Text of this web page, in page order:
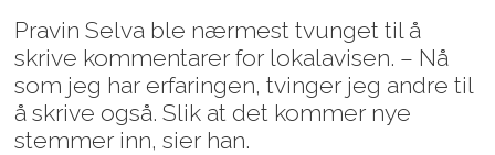
Pravin Selva ble nærmest tvunget til å
skrive kommentarer for lokalavisen. – Nå
som jeg har erfaringen, tvinger jeg andre til
å skrive også. Slik at det kommer nye
stemmer inn, sier han.